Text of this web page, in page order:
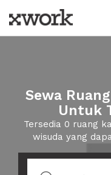
Sewa
Untuk
Tersedia 0 ruang
wisuda yang